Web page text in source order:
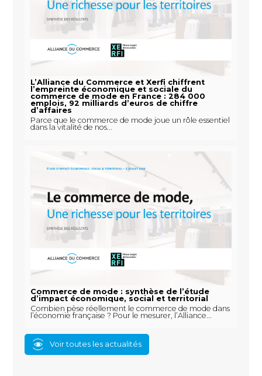
L’Alliance du Commerce et Xerfi chiffrent
l’empreinte économique et sociale du
commerce de mode en France : 284 000
emplois, 92 milliards d’euros de chiffre
d’affaires
Parce que le commerce de mode joue un rôle essentiel
dans la vitalité de nos...
Commerce de mode : synthèse de l’étude
d’impact économique, social et territorial
Combien pèse réellement le commerce de mode dans
l’économie française ? Pour le mesurer, l’Alliance...
Voir toutes les actualités